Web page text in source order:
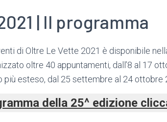
| Il programma
di Oltre Le Vette 2021 è disponibile
oltre 40 appuntamenti, dall’8 al 17
più esteso, dal 25 settembre al 24 ottobre
della 25^ edizione